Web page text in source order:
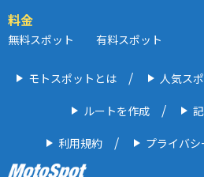
料金
無料スポット 有料スポット
モトスポットとは 人気ス
ルートを作成
利用規約 プライバ